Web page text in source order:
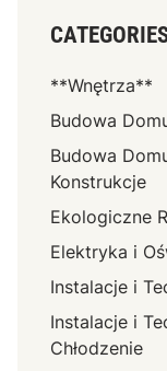
**Wnętrza**
Budowa
Budowa
Konstrukcje
Ekologiczne
Elektryka i
Instalacje i
Instalacje i
Chłodzenie